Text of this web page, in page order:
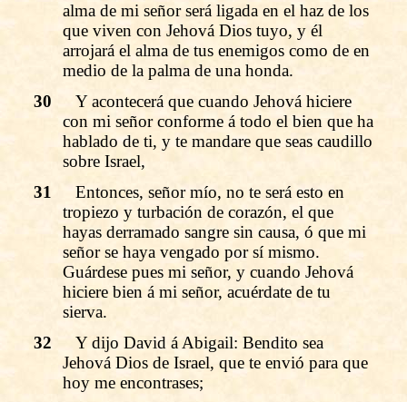
alma de mi señor será ligada en el haz de los
que viven con Jehová Dios tuyo, y él
arrojará el alma de tus enemigos como de en
medio de la palma de una honda.
30
Y acontecerá que cuando Jehová hiciere
con mi señor conforme á todo el bien que ha
hablado de ti, y te mandare que seas caudillo
sobre Israel,
31
Entonces, señor mío, no te será esto en
tropiezo y turbación de corazón, el que
hayas derramado sangre sin causa, ó que mi
señor se haya vengado por sí mismo.
Guárdese pues mi señor, y cuando Jehová
hiciere bien á mi señor, acuérdate de tu
sierva.
32
Y dijo David á Abigail: Bendito sea
Jehová Dios de Israel, que te envió para que
hoy me encontrases;